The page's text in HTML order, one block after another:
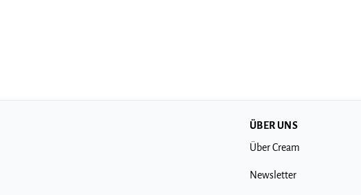
ÜBER UNS
Über Cream
Newsletter